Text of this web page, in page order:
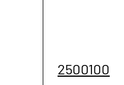
2500100